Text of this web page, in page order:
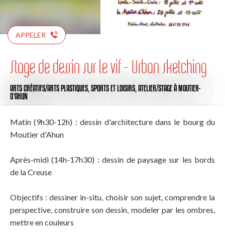
APPELER
Stage de dessin sur le vif - Urban sketching
ARTS CRÉATIFS/ARTS PLASTIQUES, SPORTS ET LOISIRS, ATELIER/STAGEÀ MOUTIER-
D'AHUN
Matin (9h30-12h) : dessin d'architecture dans le bourg du
Moutier d'Ahun
Après-midi (14h-17h30) : dessin de paysage sur les bords
de la Creuse
Objectifs : dessiner in-situ, choisir son sujet, comprendre la
perspective, construire son dessin, modeler par les ombres,
mettre en couleurs